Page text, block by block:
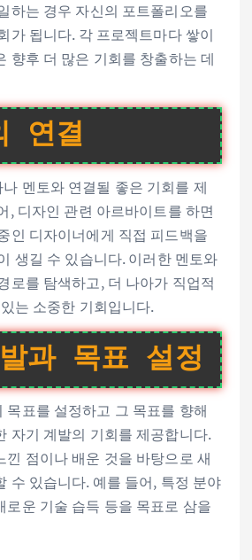
하는 경우 자신의 포트폴리오를
가 됩니다. 각 프로젝트마다 쌓이
향후 더 많은 기회를 창출하는 데
연결
멘토와 연결될 좋은 기회를 제
, 디자인 관련 아르바이트를 하면
인 디자이너에게 직접 피드백을
생길 수 있습니다. 이러한 멘토와
로를 탐색하고, 더 나아가 직업적
는 소중한 기회입니다.
과 목표 설정
목표를 설정하고 그 목표를 향해
자기 계발의 기회를 제공합니다.
낀 점이나 배운 것을 바탕으로 새
수 있습니다. 예를 들어, 특정 분야
로운 기술 습득 등을 목표로 삼을